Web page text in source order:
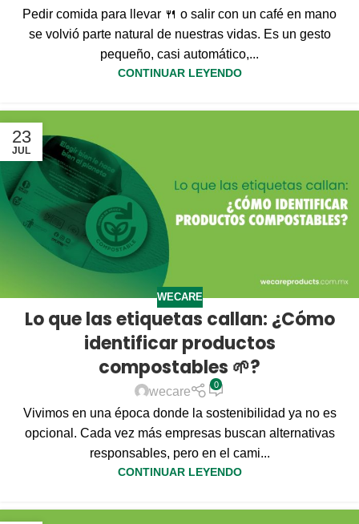
Pedir comida para llevar 🍴 o salir con un café en mano
se volvió parte natural de nuestras vidas. Es un gesto
pequeño, casi automático,...
CONTINUAR LEYENDO
23
JUL
WECARE
Lo que las etiquetas callan: ¿Cómo
identificar productos
compostables 🌱?
wecare
0
Vivimos en una época donde la sostenibilidad ya no es
opcional. Cada vez más empresas buscan alternativas
responsables, pero en el cami...
CONTINUAR LEYENDO